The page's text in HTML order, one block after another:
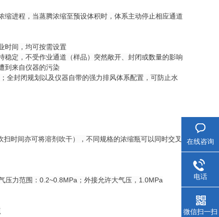
进程，当蒸腾浓缩至预设体积时，体系主动停止相应通道
时间，均可按需设置
稳定， 不受作业通道（样品）突然敞开、封闭或数量的影响
到来自仪器的污染
全封闭规划以及仪器自带的强力排风体系配置，可防止水
时间亦可将溶剂吹干），不同规格的浓缩瓶可以同时交叉
压力范围：0.2~0.8MPa；外接允许大气压，1.0MPa
在线咨询
电话
微信扫一扫